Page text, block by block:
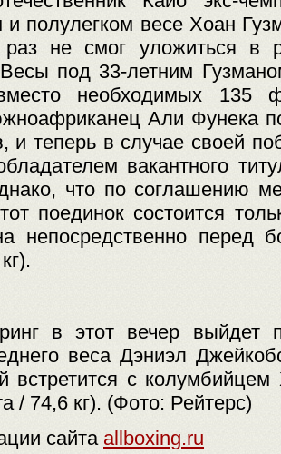
и полулегком весе Хоан
раз не смог уложиться в
Весы под 33-летним
необходимых 135
Али Фунека
и теперь в случае своей
вакантного
что по соглашению
поединок состоится
непосредственно перед
в этот вечер выйдет
веса Дэниэл
встретится с
/ 74,6 кг). (Фото: Рейтерс)
сайта allboxing.ru